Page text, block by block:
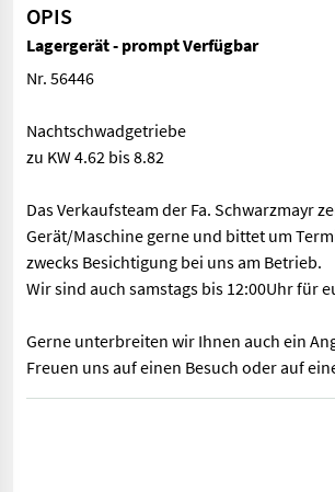
OPIS
Lagergerät - prompt Verfügbar
Nr. 56446
Nachtschwadgetriebe
zu KW 4.62 bis 8.82
Das Verkaufsteam der Fa. Schwarzmayr
Gerät/Maschine gerne und bittet um
zwecks Besichtigung bei uns am Betrieb.
Wir sind auch samstags bis 12:00Uhr für
Gerne unterbreiten wir Ihnen auch ein
Freuen uns auf einen Besuch oder auf
Nr. 56446 Nachtschwadgetriebe zu KW